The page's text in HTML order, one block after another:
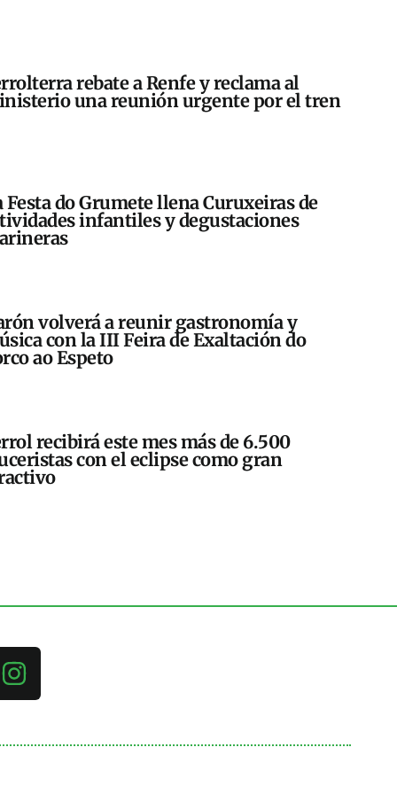
rebate a Renfe y reclama al
una reunión urgente por el tren
Festa do Grumete llena Curuxeiras de
infantiles y degustaciones
volverá a reunir gastronomía y
con la III Feira de Exaltación do
ao Espeto
recibirá este mes más de 6.500
con el eclipse como gran